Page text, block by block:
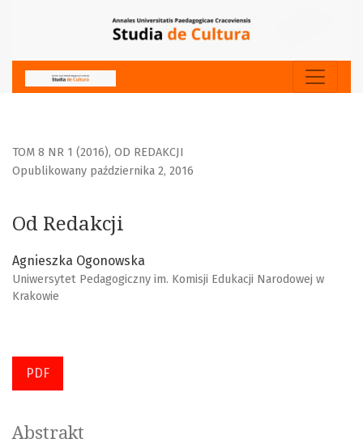
TOM 8 NR 1 (2016), OD REDAKCJI
Od Redakcji
Opublikowany października 2, 2016
Agnieszka Ogonowska
Uniwersytet Pedagogiczny im. Komisji Edukacji Narodowej w
Krakowie
PDF
Abstrakt